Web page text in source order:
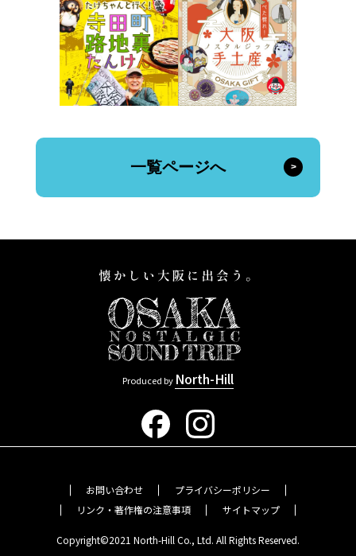
一覧ページへ
Produced by North-Hill
お問い合わせ
プライバシーポリシー
リンク・著作権の注意事項
サイトマップ
Copyright©2021 North-Hill Co., Ltd. All Rights Reserved.